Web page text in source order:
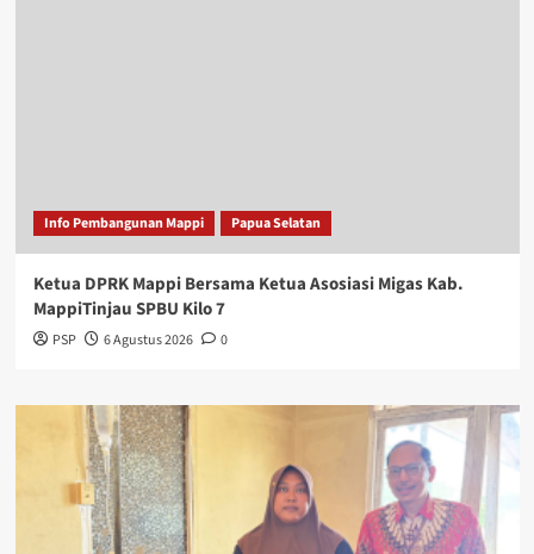
Info Pembangunan Mappi Papua Selatan
Ketua DPRK Mappi Bersama Ketua Asosiasi Migas Kab.
MappiTinjau SPBU Kilo 7
PSP 6 Agustus 2026 0